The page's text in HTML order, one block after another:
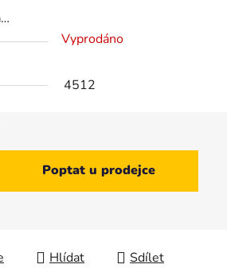
Vyprodáno
4512
Poptat u prodejce
Hlídat Sdílet